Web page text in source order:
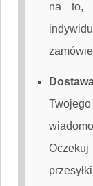
na to,